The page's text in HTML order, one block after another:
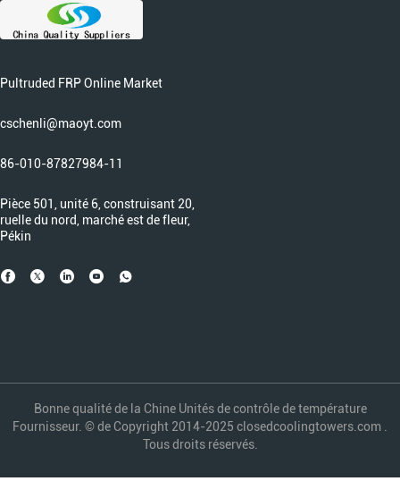
Pultruded FRP Online Market
cschenli@maoyt.com
86-010-87827984-11
Pièce 501, unité 6, construisant 20,
ruelle du nord, marché est de fleur,
Pékin
Bonne qualité de la Chine Unités de contrôle de température
Fournisseur. © de Copyright 2014-2025 closedcoolingtowers.com .
Tous droits réservés.